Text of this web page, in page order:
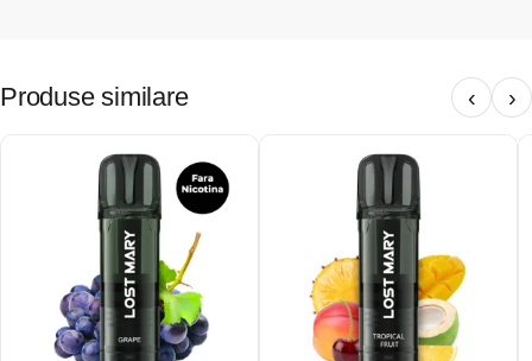
Produse similare ‹ ›